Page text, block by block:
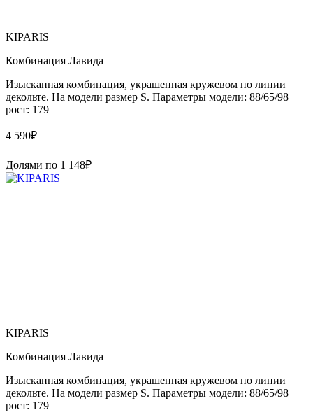
KIPARIS
Комбинация Лавида
Изысканная комбинация, украшенная кружевом по линии
декольте. На модели размер S. Параметры модели: 88/65/98
рост: 179
4 590₽
Долями по 1 148₽
KIPARIS
Комбинация Лавида
Изысканная комбинация, украшенная кружевом по линии
декольте. На модели размер S. Параметры модели: 88/65/98
рост: 179